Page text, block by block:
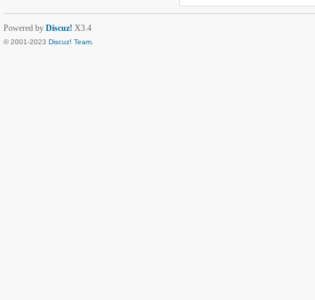
Powered by Discuz! X3.4
© 2001-2023 Discuz! Team